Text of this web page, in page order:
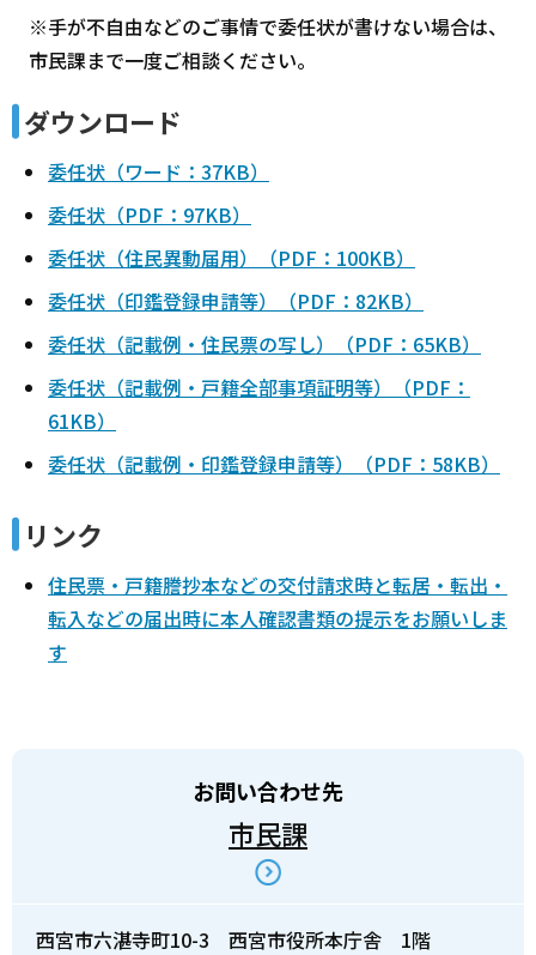
※手が不自由などのご事情で委任状が書けない場合は、
市民課まで一度ご相談ください。
ダウンロード
委任状（ワード：37KB）
委任状（PDF：97KB）
委任状（住民異動届用）（PDF：100KB）
委任状（印鑑登録申請等）（PDF：82KB）
委任状（記載例・住民票の写し）（PDF：65KB）
委任状（記載例・戸籍全部事項証明等）（PDF：
61KB）
委任状（記載例・印鑑登録申請等）（PDF：58KB）
リンク
住民票・戸籍謄抄本などの交付請求時と転居・転出・
転入などの届出時に本人確認書類の提示をお願いしま
す
お問い合わせ先
市民課
西宮市六湛寺町10-3 西宮市役所本庁舎 1階